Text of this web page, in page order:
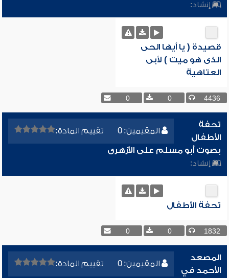
إنشاد:
قصيدة ( يا أيها الحى
الذى هو ميت ) لأبى
العتاهية
4436
0
0
المقيمين: 0 تقييم المادة:
تحفة
الأطفال
بصوت أبو مسلم على الأزهرى
إنشاد:
تحفة الأطفال
1832
0
0
المقيمين: 0 تقييم المادة:
المصعد
الأحمد في